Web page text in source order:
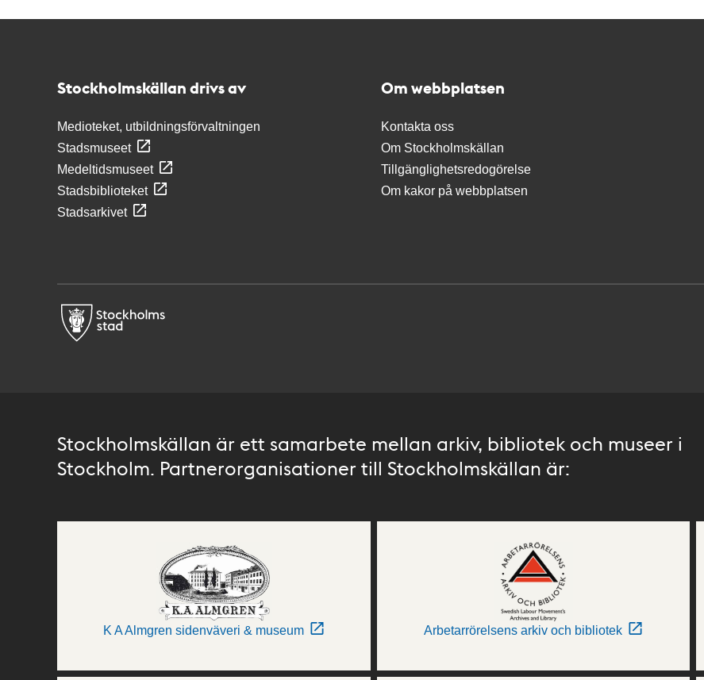
Stockholmskällan drivs av
Medioteket, utbildningsförvaltningen
Stadsmuseet
Medeltidsmuseet
Stadsbiblioteket
Stadsarkivet
Om webbplatsen
Kontakta oss
Om Stockholmskällan
Tillgänglighetsredogörelse
Om kakor på webbplatsen
Stockholmskällan är ett samarbete mellan arkiv, bibliotek och museer i
Stockholm. Partnerorganisationer till Stockholmskällan är:
K A Almgren sidenväveri & museum Arbetarrörelsens arkiv och bibliotek